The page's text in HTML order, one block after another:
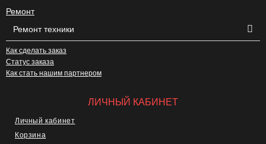
Ремонт
Ремонт техники
Как сделать заказ
Статус заказа
Как стать нашим партнером
ЛИЧНЫЙ КАБИНЕТ
Личный кабинет
Корзина